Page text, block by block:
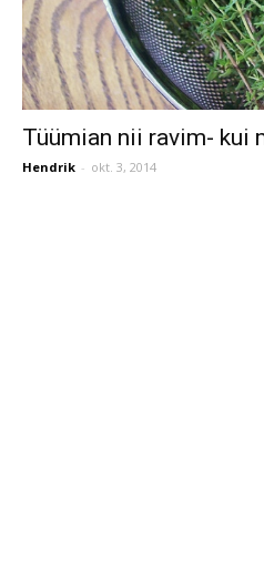
Tüümian nii ravim- kui
Hendrik - okt. 3, 2014